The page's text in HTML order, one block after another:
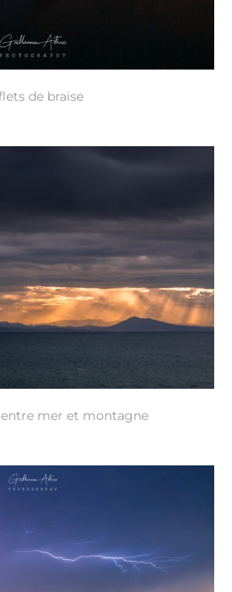
de braise
entre mer et montagne